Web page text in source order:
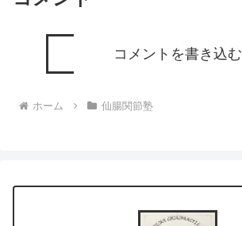
コメントを書き込む
ホーム 仙腸関節塾